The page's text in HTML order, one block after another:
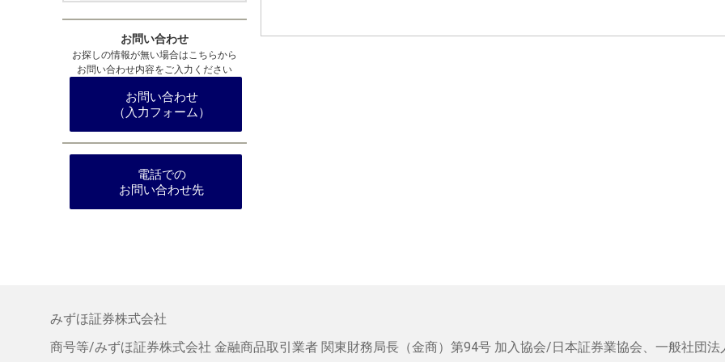
お問い合わせ
お探しの情報が無い場合はこちらから
お問い合わせ内容をご入力ください
お問い合わせ
（入力フォーム）
電話での
お問い合わせ先
みずほ証券株式会社
商号等/みずほ証券株式会社 金融商品取引業者 関東財務局長（金商）第94号 加入協会/日本証券業協会、一般社団法